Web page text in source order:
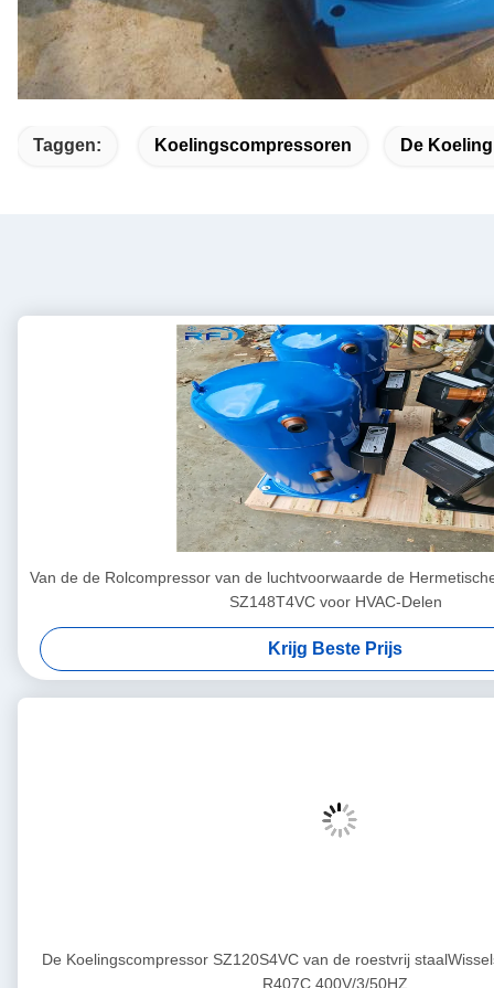
Taggen: Koelingscompressoren De
Van de de Rolcompressor van de luchtvoorwaarde de
SZ148T4VC voor HVAC-Delen
Krijg Beste Prijs
De Koelingscompressor SZ120S4VC van de roestvrij
R407C 400V/3/50HZ